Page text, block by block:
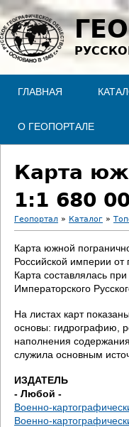
ГЛАВНАЯ
О ГЕОПОРТАЛЕ
Карта
1:1 680
В
ы
д
е
с
ь
Геопортал » Каталог »
Карта южной
Российской империи
Карта составлялась
Императорского
На листах карт
основы: гидрографию,
наполнения
служила основным
ИЗДАТЕЛЬ
- Любой -
Военно-
Военно-